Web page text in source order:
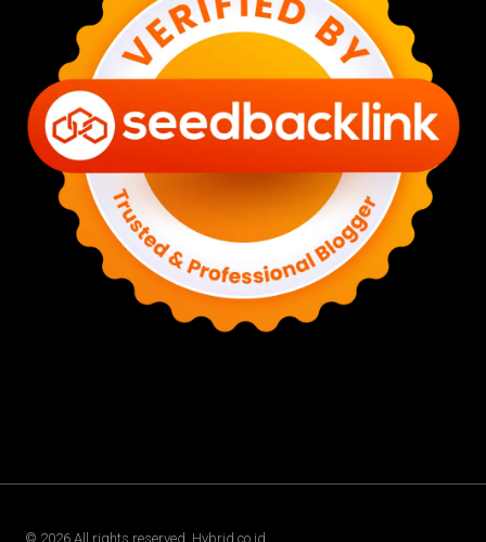
© 2026 All rights reserved. Hybrid.co.id